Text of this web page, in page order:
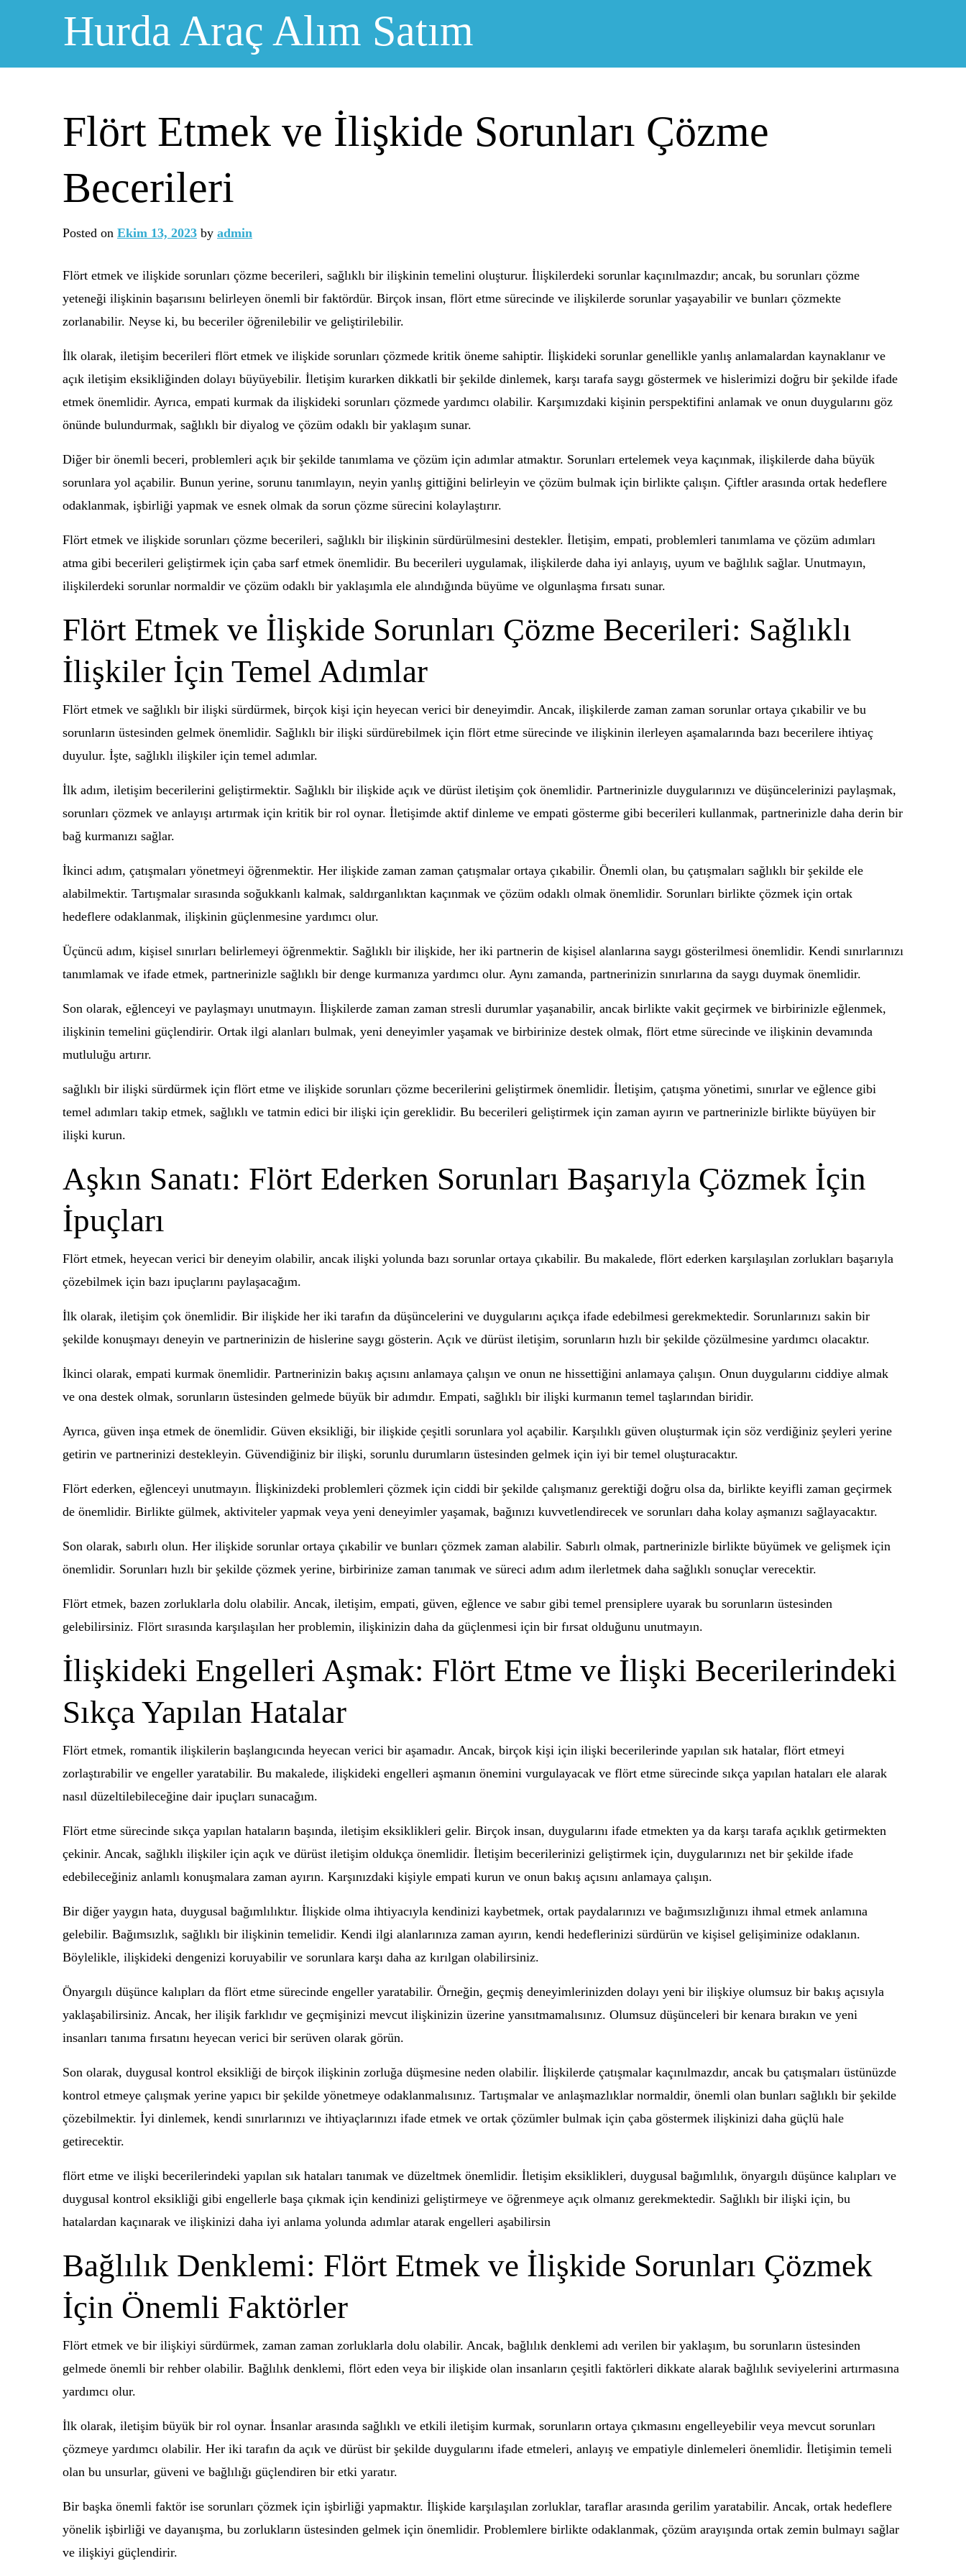
Hurda Araç Alım Satım
Flört Etmek ve İlişkide Sorunları Çözme
Becerileri
Posted on Ekim 13, 2023 by admin
Flört etmek ve ilişkide sorunları çözme becerileri, sağlıklı bir ilişkinin temelini oluşturur. İlişkilerdeki sorunlar kaçınılmazdır; ancak, bu sorunları çözme
yeteneği ilişkinin başarısını belirleyen önemli bir faktördür. Birçok insan, flört etme sürecinde ve ilişkilerde sorunlar yaşayabilir ve bunları çözmekte
zorlanabilir. Neyse ki, bu beceriler öğrenilebilir ve geliştirilebilir.
İlk olarak, iletişim becerileri flört etmek ve ilişkide sorunları çözmede kritik öneme sahiptir. İlişkideki sorunlar genellikle yanlış anlamalardan kaynaklanır ve
açık iletişim eksikliğinden dolayı büyüyebilir. İletişim kurarken dikkatli bir şekilde dinlemek, karşı tarafa saygı göstermek ve hislerimizi doğru bir şekilde ifade
etmek önemlidir. Ayrıca, empati kurmak da ilişkideki sorunları çözmede yardımcı olabilir. Karşımızdaki kişinin perspektifini anlamak ve onun duygularını göz
önünde bulundurmak, sağlıklı bir diyalog ve çözüm odaklı bir yaklaşım sunar.
Diğer bir önemli beceri, problemleri açık bir şekilde tanımlama ve çözüm için adımlar atmaktır. Sorunları ertelemek veya kaçınmak, ilişkilerde daha büyük
sorunlara yol açabilir. Bunun yerine, sorunu tanımlayın, neyin yanlış gittiğini belirleyin ve çözüm bulmak için birlikte çalışın. Çiftler arasında ortak hedeflere
odaklanmak, işbirliği yapmak ve esnek olmak da sorun çözme sürecini kolaylaştırır.
Flört etmek ve ilişkide sorunları çözme becerileri, sağlıklı bir ilişkinin sürdürülmesini destekler. İletişim, empati, problemleri tanımlama ve çözüm adımları
atma gibi becerileri geliştirmek için çaba sarf etmek önemlidir. Bu becerileri uygulamak, ilişkilerde daha iyi anlayış, uyum ve bağlılık sağlar. Unutmayın,
ilişkilerdeki sorunlar normaldir ve çözüm odaklı bir yaklaşımla ele alındığında büyüme ve olgunlaşma fırsatı sunar.
Flört Etmek ve İlişkide Sorunları Çözme Becerileri: Sağlıklı
İlişkiler İçin Temel Adımlar
Flört etmek ve sağlıklı bir ilişki sürdürmek, birçok kişi için heyecan verici bir deneyimdir. Ancak, ilişkilerde zaman zaman sorunlar ortaya çıkabilir ve bu
sorunların üstesinden gelmek önemlidir. Sağlıklı bir ilişki sürdürebilmek için flört etme sürecinde ve ilişkinin ilerleyen aşamalarında bazı becerilere ihtiyaç
duyulur. İşte, sağlıklı ilişkiler için temel adımlar.
İlk adım, iletişim becerilerini geliştirmektir. Sağlıklı bir ilişkide açık ve dürüst iletişim çok önemlidir. Partnerinizle duygularınızı ve düşüncelerinizi paylaşmak,
sorunları çözmek ve anlayışı artırmak için kritik bir rol oynar. İletişimde aktif dinleme ve empati gösterme gibi becerileri kullanmak, partnerinizle daha derin bir
bağ kurmanızı sağlar.
İkinci adım, çatışmaları yönetmeyi öğrenmektir. Her ilişkide zaman zaman çatışmalar ortaya çıkabilir. Önemli olan, bu çatışmaları sağlıklı bir şekilde ele
alabilmektir. Tartışmalar sırasında soğukkanlı kalmak, saldırganlıktan kaçınmak ve çözüm odaklı olmak önemlidir. Sorunları birlikte çözmek için ortak
hedeflere odaklanmak, ilişkinin güçlenmesine yardımcı olur.
Üçüncü adım, kişisel sınırları belirlemeyi öğrenmektir. Sağlıklı bir ilişkide, her iki partnerin de kişisel alanlarına saygı gösterilmesi önemlidir. Kendi sınırlarınızı
tanımlamak ve ifade etmek, partnerinizle sağlıklı bir denge kurmanıza yardımcı olur. Aynı zamanda, partnerinizin sınırlarına da saygı duymak önemlidir.
Son olarak, eğlenceyi ve paylaşmayı unutmayın. İlişkilerde zaman zaman stresli durumlar yaşanabilir, ancak birlikte vakit geçirmek ve birbirinizle eğlenmek,
ilişkinin temelini güçlendirir. Ortak ilgi alanları bulmak, yeni deneyimler yaşamak ve birbirinize destek olmak, flört etme sürecinde ve ilişkinin devamında
mutluluğu artırır.
sağlıklı bir ilişki sürdürmek için flört etme ve ilişkide sorunları çözme becerilerini geliştirmek önemlidir. İletişim, çatışma yönetimi, sınırlar ve eğlence gibi
temel adımları takip etmek, sağlıklı ve tatmin edici bir ilişki için gereklidir. Bu becerileri geliştirmek için zaman ayırın ve partnerinizle birlikte büyüyen bir
ilişki kurun.
Aşkın Sanatı: Flört Ederken Sorunları Başarıyla Çözmek İçin
İpuçları
Flört etmek, heyecan verici bir deneyim olabilir, ancak ilişki yolunda bazı sorunlar ortaya çıkabilir. Bu makalede, flört ederken karşılaşılan zorlukları başarıyla
çözebilmek için bazı ipuçlarını paylaşacağım.
İlk olarak, iletişim çok önemlidir. Bir ilişkide her iki tarafın da düşüncelerini ve duygularını açıkça ifade edebilmesi gerekmektedir. Sorunlarınızı sakin bir
şekilde konuşmayı deneyin ve partnerinizin de hislerine saygı gösterin. Açık ve dürüst iletişim, sorunların hızlı bir şekilde çözülmesine yardımcı olacaktır.
İkinci olarak, empati kurmak önemlidir. Partnerinizin bakış açısını anlamaya çalışın ve onun ne hissettiğini anlamaya çalışın. Onun duygularını ciddiye almak
ve ona destek olmak, sorunların üstesinden gelmede büyük bir adımdır. Empati, sağlıklı bir ilişki kurmanın temel taşlarından biridir.
Ayrıca, güven inşa etmek de önemlidir. Güven eksikliği, bir ilişkide çeşitli sorunlara yol açabilir. Karşılıklı güven oluşturmak için söz verdiğiniz şeyleri yerine
getirin ve partnerinizi destekleyin. Güvendiğiniz bir ilişki, sorunlu durumların üstesinden gelmek için iyi bir temel oluşturacaktır.
Flört ederken, eğlenceyi unutmayın. İlişkinizdeki problemleri çözmek için ciddi bir şekilde çalışmanız gerektiği doğru olsa da, birlikte keyifli zaman geçirmek
de önemlidir. Birlikte gülmek, aktiviteler yapmak veya yeni deneyimler yaşamak, bağınızı kuvvetlendirecek ve sorunları daha kolay aşmanızı sağlayacaktır.
Son olarak, sabırlı olun. Her ilişkide sorunlar ortaya çıkabilir ve bunları çözmek zaman alabilir. Sabırlı olmak, partnerinizle birlikte büyümek ve gelişmek için
önemlidir. Sorunları hızlı bir şekilde çözmek yerine, birbirinize zaman tanımak ve süreci adım adım ilerletmek daha sağlıklı sonuçlar verecektir.
Flört etmek, bazen zorluklarla dolu olabilir. Ancak, iletişim, empati, güven, eğlence ve sabır gibi temel prensiplere uyarak bu sorunların üstesinden
gelebilirsiniz. Flört sırasında karşılaşılan her problemin, ilişkinizin daha da güçlenmesi için bir fırsat olduğunu unutmayın.
İlişkideki Engelleri Aşmak: Flört Etme ve İlişki Becerilerindeki
Sıkça Yapılan Hatalar
Flört etmek, romantik ilişkilerin başlangıcında heyecan verici bir aşamadır. Ancak, birçok kişi için ilişki becerilerinde yapılan sık hatalar, flört etmeyi
zorlaştırabilir ve engeller yaratabilir. Bu makalede, ilişkideki engelleri aşmanın önemini vurgulayacak ve flört etme sürecinde sıkça yapılan hataları ele alarak
nasıl düzeltilebileceğine dair ipuçları sunacağım.
Flört etme sürecinde sıkça yapılan hataların başında, iletişim eksiklikleri gelir. Birçok insan, duygularını ifade etmekten ya da karşı tarafa açıklık getirmekten
çekinir. Ancak, sağlıklı ilişkiler için açık ve dürüst iletişim oldukça önemlidir. İletişim becerilerinizi geliştirmek için, duygularınızı net bir şekilde ifade
edebileceğiniz anlamlı konuşmalara zaman ayırın. Karşınızdaki kişiyle empati kurun ve onun bakış açısını anlamaya çalışın.
Bir diğer yaygın hata, duygusal bağımlılıktır. İlişkide olma ihtiyacıyla kendinizi kaybetmek, ortak paydalarınızı ve bağımsızlığınızı ihmal etmek anlamına
gelebilir. Bağımsızlık, sağlıklı bir ilişkinin temelidir. Kendi ilgi alanlarınıza zaman ayırın, kendi hedeflerinizi sürdürün ve kişisel gelişiminize odaklanın.
Böylelikle, ilişkideki dengenizi koruyabilir ve sorunlara karşı daha az kırılgan olabilirsiniz.
Önyargılı düşünce kalıpları da flört etme sürecinde engeller yaratabilir. Örneğin, geçmiş deneyimlerinizden dolayı yeni bir ilişkiye olumsuz bir bakış açısıyla
yaklaşabilirsiniz. Ancak, her ilişik farklıdır ve geçmişinizi mevcut ilişkinizin üzerine yansıtmamalısınız. Olumsuz düşünceleri bir kenara bırakın ve yeni
insanları tanıma fırsatını heyecan verici bir serüven olarak görün.
Son olarak, duygusal kontrol eksikliği de birçok ilişkinin zorluğa düşmesine neden olabilir. İlişkilerde çatışmalar kaçınılmazdır, ancak bu çatışmaları üstünüzde
kontrol etmeye çalışmak yerine yapıcı bir şekilde yönetmeye odaklanmalısınız. Tartışmalar ve anlaşmazlıklar normaldir, önemli olan bunları sağlıklı bir şekilde
çözebilmektir. İyi dinlemek, kendi sınırlarınızı ve ihtiyaçlarınızı ifade etmek ve ortak çözümler bulmak için çaba göstermek ilişkinizi daha güçlü hale
getirecektir.
flört etme ve ilişki becerilerindeki yapılan sık hataları tanımak ve düzeltmek önemlidir. İletişim eksiklikleri, duygusal bağımlılık, önyargılı düşünce kalıpları ve
duygusal kontrol eksikliği gibi engellerle başa çıkmak için kendinizi geliştirmeye ve öğrenmeye açık olmanız gerekmektedir. Sağlıklı bir ilişki için, bu
hatalardan kaçınarak ve ilişkinizi daha iyi anlama yolunda adımlar atarak engelleri aşabilirsin
Bağlılık Denklemi: Flört Etmek ve İlişkide Sorunları Çözmek
İçin Önemli Faktörler
Flört etmek ve bir ilişkiyi sürdürmek, zaman zaman zorluklarla dolu olabilir. Ancak, bağlılık denklemi adı verilen bir yaklaşım, bu sorunların üstesinden
gelmede önemli bir rehber olabilir. Bağlılık denklemi, flört eden veya bir ilişkide olan insanların çeşitli faktörleri dikkate alarak bağlılık seviyelerini artırmasına
yardımcı olur.
İlk olarak, iletişim büyük bir rol oynar. İnsanlar arasında sağlıklı ve etkili iletişim kurmak, sorunların ortaya çıkmasını engelleyebilir veya mevcut sorunları
çözmeye yardımcı olabilir. Her iki tarafın da açık ve dürüst bir şekilde duygularını ifade etmeleri, anlayış ve empatiyle dinlemeleri önemlidir. İletişimin temeli
olan bu unsurlar, güveni ve bağlılığı güçlendiren bir etki yaratır.
Bir başka önemli faktör ise sorunları çözmek için işbirliği yapmaktır. İlişkide karşılaşılan zorluklar, taraflar arasında gerilim yaratabilir. Ancak, ortak hedeflere
yönelik işbirliği ve dayanışma, bu zorlukların üstesinden gelmek için önemlidir. Problemlere birlikte odaklanmak, çözüm arayışında ortak zemin bulmayı sağlar
ve ilişkiyi güçlendirir.